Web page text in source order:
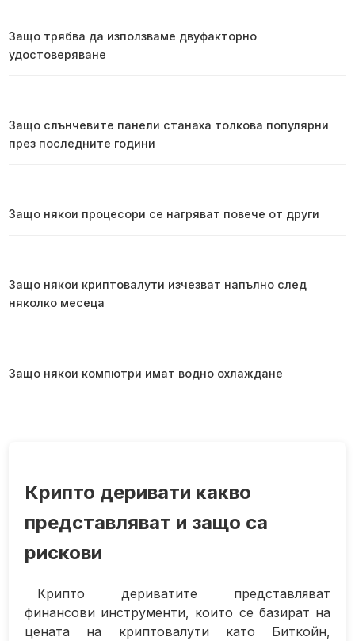
Крипто деривати какво
представляват и защо са
рискови
Крипто дериватите представляват
финансови инструменти, които се базират на
цената на криптовалути като Биткойн,
Защо трябва да използваме двуфакторно
удостоверяване
Защо слънчевите панели станаха толкова популярни
през последните години
Защо някои процесори се нагряват повече от други
Защо някои криптовалути изчезват напълно след
няколко месеца
Защо някои компютри имат водно охлаждане